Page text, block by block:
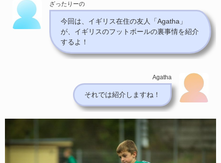
ざったりーの
今回は、イギリス在住の友人「Agatha 」
が、イギリスのフットボールの裏事情を紹介
するよ！
Agatha
それでは紹介しますね！